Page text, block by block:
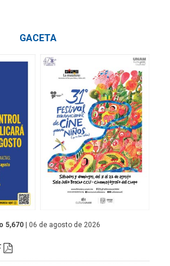
GACETA
5,670 | 06 de agosto de 2026